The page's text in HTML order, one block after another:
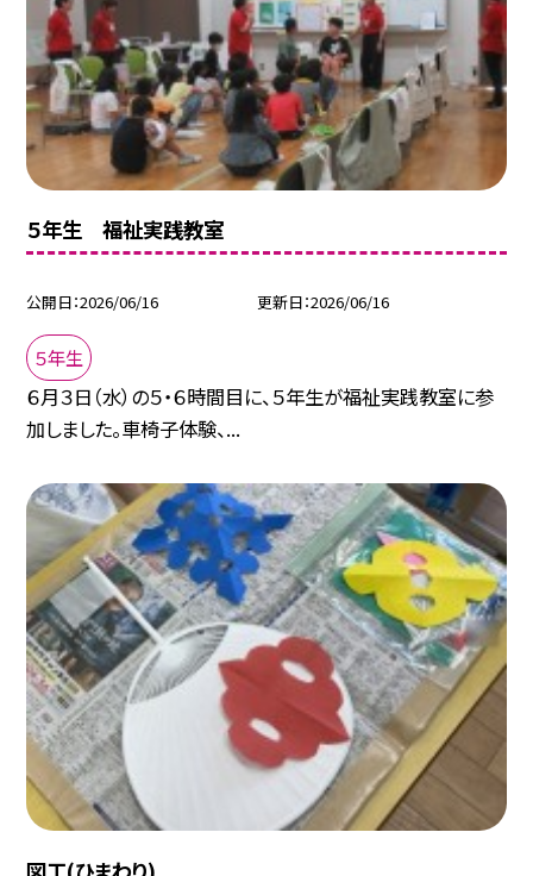
５年生 福祉実践教室
公開日 2026/06/16 更新日 2026/06/16
５年生
６月３日（水）の５・６時間目に、５年生が福祉実践教室に参
加しました。車椅子体験、...